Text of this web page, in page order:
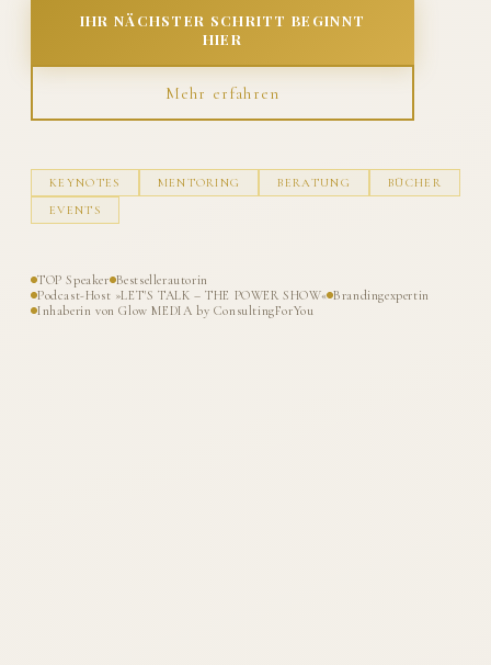
IHR NÄCHSTER SCHRITT BEGINNT
HIER
Mehr erfahren
KEYNOTES MENTORING BERATUNG
BÜCHER
EVENTS
TOP Speaker Bestsellerautorin
Podcast-Host »LET'S TALK – THE POWER SHOW« Brandingexpertin
Inhaberin von Glow MEDIA by ConsultingForYou